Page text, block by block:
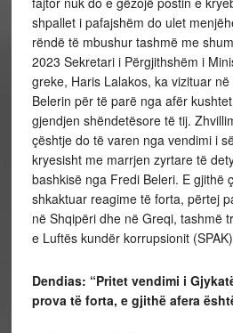
shpallet i pafajshëm do ulet
rëndë të mbushur tashmë me
2023 Sekretari i Përgjithshëm i
greke, Haris Lalakos, ka vizituar
Belerin për të parë nga afër
gjendjen shëndetësore të tij.
çështje do të varen nga vendimi i
kryesisht me marrjen zyrtare të
bashkisë nga Fredi Beleri. E gjithë
shkaktuar reagime të forta, përtej
në Shqipëri dhe në Greqi, tashmë
e Luftës kundër korrupsionit
Dendias: “Pritet vendimi i
prova të forta, e gjithë afera